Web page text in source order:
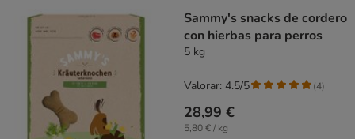
Sammy's snacks de cordero
con hierbas para perros
5 kg
28,99 €
5,80 € / kg
Valorar: 4.5/5 (4)